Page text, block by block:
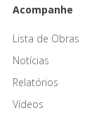
Acompanhe
Lista de Obras
Notícias
Relatórios
Vídeos